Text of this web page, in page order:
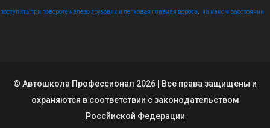
поступить при повороте налево грузовик и легковая главная дорога, на каком расстоянии
© Автошкола Профессионал 2026 | Все права защищены и
охраняются в соответствии с законодательством
Россйиской Федерации